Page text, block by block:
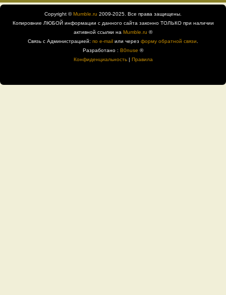
Copyright ©Mumble.ru 2009-2025. Все права защищены.
Копировние ЛЮБОЙ информации с данного сайта законно ТОЛЬКО при наличии
активной ссылки на Mumble.ru ®
Связь с Администрацией: по e-mail или через форму обратной связи
Разработано : B0nuse ®
Конфиденциальность| Правила